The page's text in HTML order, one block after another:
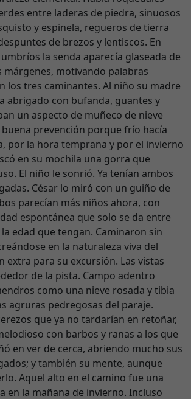
entre laderas de piedra, sinuosos
y espinela, regueros de tierra
de brezos y lentiscos. En
la senda aparecía glaseada de
márgenes, motivando palabras
los tres caminantes. Al niño su madre
abrigado con bufanda, guantes y
un aspecto de muñeco de nieve
prevención porque frío hacía
por la hora temprana y por el invierno
en su mochila una gorra que
El niño le sonrió. Ya tenían ambos
César lo miró con un guiño de
parecían más niños ahora, con
espontánea que solo se da entre
edad que tengan. Caminaron sin
en la naturaleza viva del
extra para su excursión. Las vistas
de la pista. Campo adentro
como una nieve rosada y tibia
agruras pedregosas del paraje.
que ya no tardarían en retoñar,
con barbos y ranas a los que
en ver de cerca, abriendo mucho sus
y también su mente, aunque
Aquel alto en el camino fue una
en la mañana de invierno. Incluso